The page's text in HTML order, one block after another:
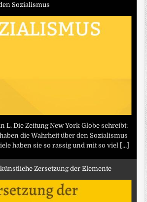
Sozialismus
L. Die Zeitung New York Globe schreibt:
die Wahrheit über den Sozialismus
haben sie so rassig und mit so viel [...]
Zersetzung der Elemente